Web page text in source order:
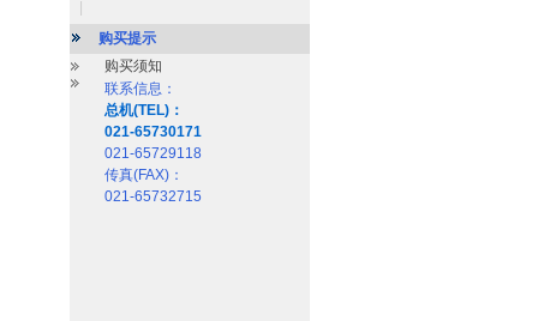
购买提示
购买须知
联系信息：
总机(TEL)：
021-65730171
021-65729118
传真(FAX)：
021-65732715